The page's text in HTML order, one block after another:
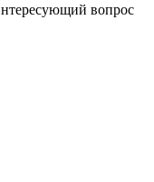
вопрос